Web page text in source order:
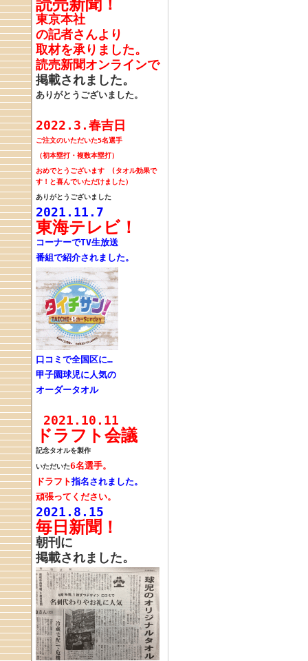
読売新聞！
東京本社
の記者さんより
取材を承りました。
読売新聞オンラインで
掲載されました。
ありがとうございました。
2022.3.春吉日
ご注文のいただいた5名選手
（初本塁打・複数本塁打）
おめでとうございます
(タオル効果で
す！と喜んでいただけました）
ありがとうございました
2021.11.7
東海テレビ！
コーナーでTV生放送
番組で紹介されました。
口コミで全国区に…
甲子園球児に人気の
オーダータオル
2021.10.11
ドラフト会議
記念タオルを製作
いただいた6名選手。
ドラフト指名されました。
頑張ってください。
2021.8. 15
毎日新聞！
朝刊に
掲載されました。